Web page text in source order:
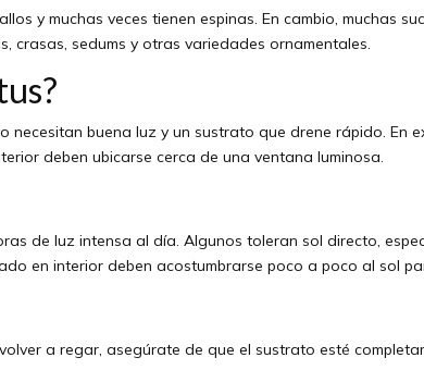
y muchas veces tienen espinas. En cambio, muchas
crasas, sedums y otras variedades ornamentales.
necesitan buena luz y un sustrato que drene rápido. En
deben ubicarse cerca de una ventana luminosa.
de luz intensa al día. Algunos toleran sol directo,
en interior deben acostumbrarse poco a poco al sol
a regar, asegúrate de que el sustrato esté